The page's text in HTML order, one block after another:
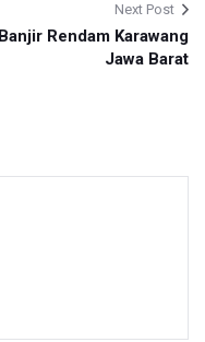
Next Post
Banjir Rendam Karawang
Jawa Barat